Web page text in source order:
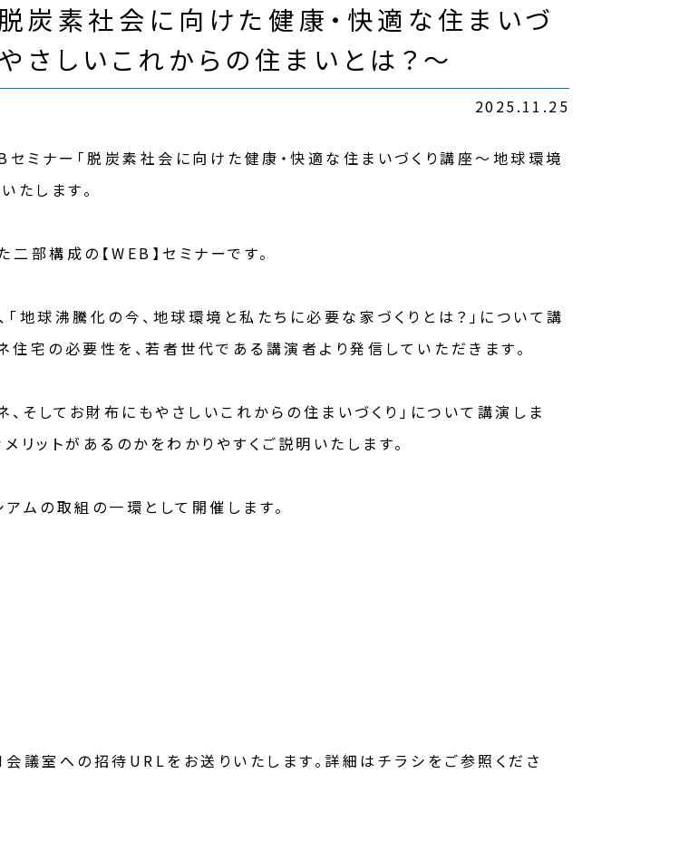
炭素社会に向けた健康・快適な住まいづ
さしいこれからの住まいとは？～
2025.11.25
セミナー「脱炭素社会に向けた健康・快適な住まいづくり講座～地球環境
たします。
部構成の【WEB】セミナーです。
地球沸騰化の今、地球環境と私たちに必要な家づくりとは？」について講
宅の必要性を、若者世代である講演者より発信していただきます。
そしてお財布にもやさしいこれからの住まいづくり」について講演しま
ットがあるのかをわかりやすくご説明いたします。
ムの取組の一環として開催します。
室への招待URLをお送りいたします。詳細はチラシをご参照くださ